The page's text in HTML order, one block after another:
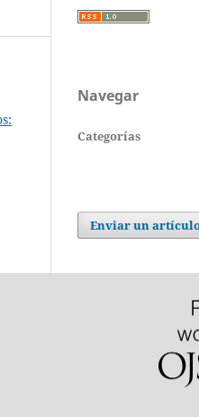
Navegar
Categorías
Enviar un